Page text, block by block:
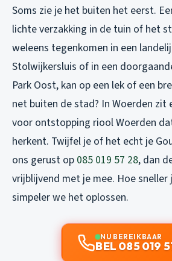
Soms zie je het buiten het eerst.
lichte verzakking in de tuin of het
weleens tegenkomen in een
Stolwijkersluis of in een
Park Oost, kan op een lek of een
net buiten de stad? In Woerden zit
voor ontstopping riool Woerden
herkent. Twijfel je of het echt je
ons gerust op 085 019 57 28, dan
vrijblijvend met je mee. Hoe sneller
simpeler we het oplossen.
NU BEREIKBAAR
BEL 085 019